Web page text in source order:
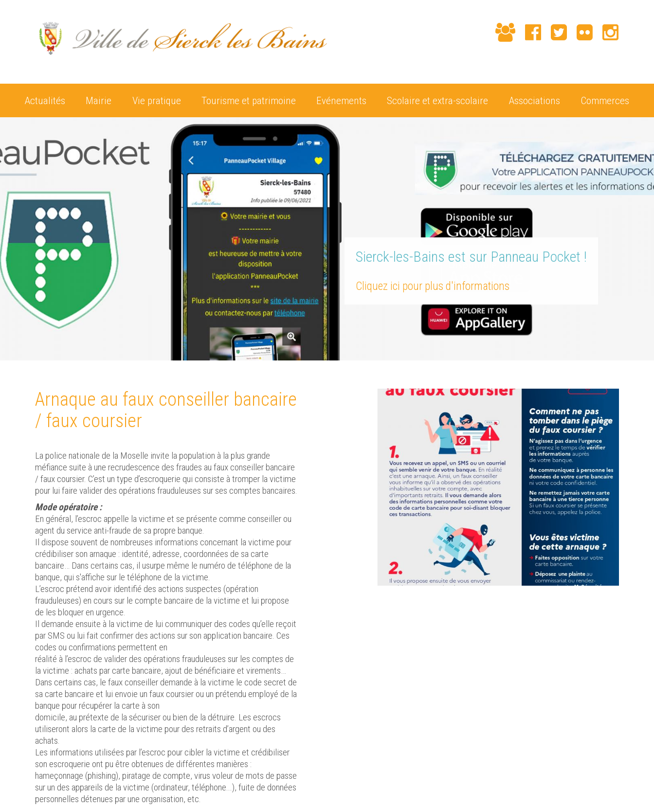
Actualités Mairie Vie pratique Tourisme et patrimoine Evénements Scolaire et extra-scolaire Associations Commerces
Sierck-les-Bains est sur Panneau Pocket !
Cliquez ici pour plus d'informations
Renaissance du
Château des Ducs de Lorraine
Cliquez ici
Arnaque au faux conseiller bancaire
/ faux coursier
La police nationale de la Moselle invite la population à la plus grande
méfiance suite à une recrudescence des fraudes au faux conseiller bancaire
/ faux coursier. C’est un type d’escroquerie qui consiste à tromper la victime
pour lui faire valider des opérations frauduleuses sur ses comptes bancaires.
Mode opératoire :
En général, l’escroc appelle la victime et se présente comme conseiller ou
agent du service anti-fraude de sa propre banque.
Il dispose souvent de nombreuses informations concernant la victime pour
crédibiliser son arnaque : identité, adresse, coordonnées de sa carte
bancaire… Dans certains cas, il usurpe même le numéro de téléphone de la
banque, qui s'affiche sur le téléphone de la victime.
L’escroc prétend avoir identifié des actions suspectes (opération
frauduleuses) en cours sur le compte bancaire de la victime et lui propose
de les bloquer en urgence.
Il demande ensuite à la victime de lui communiquer des codes qu’elle reçoit
par SMS ou lui fait confirmer des actions sur son application bancaire. Ces
codes ou confirmations permettent en
réalité à l’escroc de valider des opérations frauduleuses sur les comptes de
la victime : achats par carte bancaire, ajout de bénéficiaire et virements…
Dans certains cas, le faux conseiller demande à la victime le code secret de
sa carte bancaire et lui envoie un faux coursier ou un prétendu employé de la
banque pour récupérer la carte à son
domicile, au prétexte de la sécuriser ou bien de la détruire. Les escrocs
utiliseront alors la carte de la victime pour des retraits d’argent ou des
achats.
Les informations utilisées par l’escroc pour cibler la victime et crédibiliser
son escroquerie ont pu être obtenues de différentes manières :
hameçonnage (phishing), piratage de compte, virus voleur de mots de passe
sur un des appareils de la victime (ordinateur, téléphone...), fuite de données
personnelles détenues par une organisation, etc.